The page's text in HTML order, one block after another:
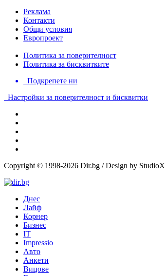
Реклама
Контакти
Общи условия
Европроект
Политика за поверителност
Политика за бисквитките
Подкрепете ни
Настройки за поверителност и бисквитки
Copyright © 1998-2026 Dir.bg / Design by StudioX
Днес
Лайф
Корнер
Бизнес
IT
Impressio
Авто
Анкети
Вицове